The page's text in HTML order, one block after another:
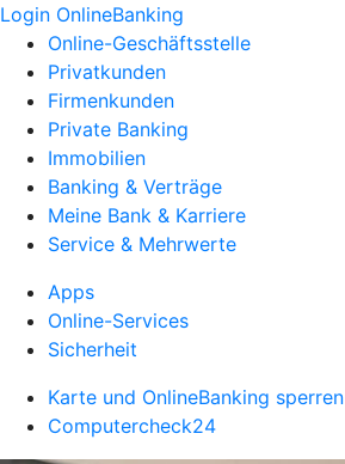
Login OnlineBanking
Online-Geschäftsstelle
Privatkunden
Firmenkunden
Private Banking
Immobilien
Banking & Verträge
Meine Bank & Karriere
Service & Mehrwerte
Apps
Online-Services
Sicherheit
Karte und OnlineBanking sperren
Computercheck24